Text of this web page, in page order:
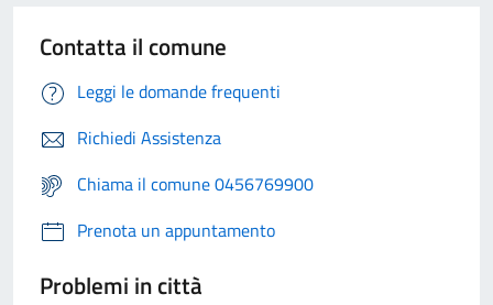
Contatta il comune
Leggi le domande frequenti
Richiedi Assistenza
Chiama il comune 0456769900
Prenota un appuntamento
Problemi in città